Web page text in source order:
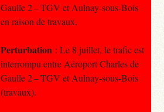
Gaulle 2 – TGV et Aulnay-sous-Bois
en raison de travaux.
Perturbation : Le 8 juillet, le trafic est
interrompu entre Aéroport Charles de
Gaulle 2 – TGV et Aulnay-sous-Bois
(travaux).